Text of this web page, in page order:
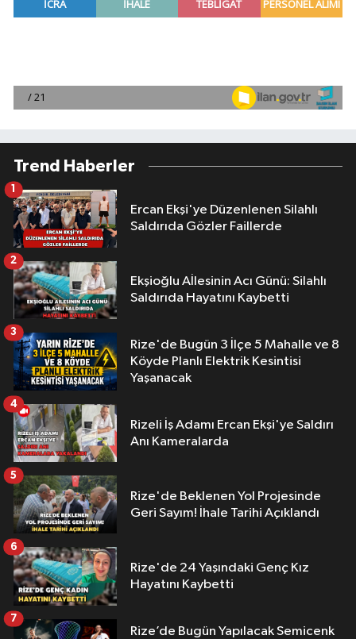
Trend Haberler
Ercan Ekşi'ye Düzenlenen Silahlı
Saldırıda Gözler Faillerde
1
Ekşioğlu Aİlesinin Acı Günü: Silahlı
Saldırıda Hayatını Kaybetti
2
Rize'de Bugün 3 İlçe 5 Mahalle ve 8
Köyde Planlı Elektrik Kesintisi
Yaşanacak
3
Rizeli İş Adamı Ercan Ekşi'ye Saldırı
Anı Kameralarda
4
Rize'de Beklenen Yol Projesinde
Geri Sayım! İhale Tarihi Açıklandı
5
Rize'de 24 Yaşındaki Genç Kız
Hayatını Kaybetti
6
Rize’de Bugün Yapılacak Semicenk
7